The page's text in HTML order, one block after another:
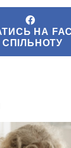
НА
СПІЛЬНОТУ